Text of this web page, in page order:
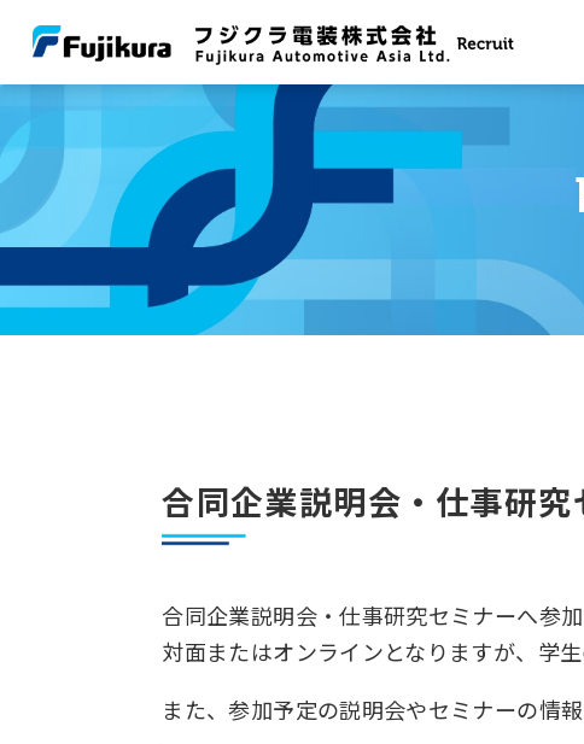
合同企業説明会・仕事研
合同企業説明会・仕事研究セミナーへ参
対面またはオンラインとなりますが、学
また、参加予定の説明会やセミナーの情